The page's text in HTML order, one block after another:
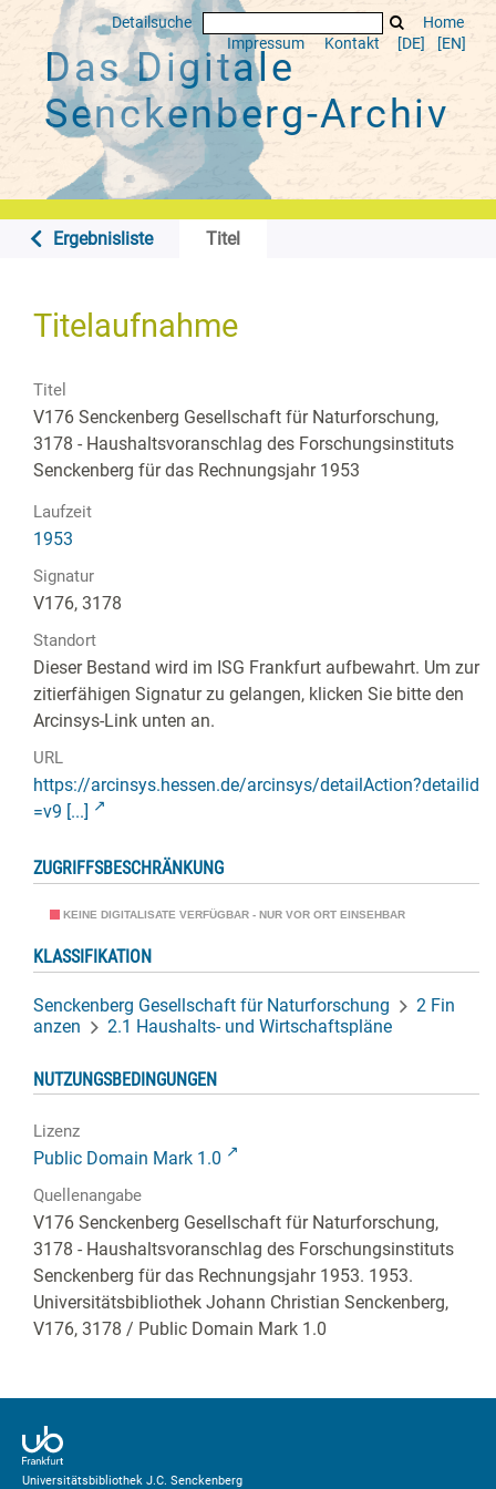
Detailsuche
Home
Impressum
Kontakt [DE] [EN]
Das Digitale
Senckenberg-Archiv
Ergebnisliste Titel
Titelaufnahme
Titel
V176 Senckenberg Gesellschaft für Naturforschung,
3178 - Haushaltsvoranschlag des Forschungsinstituts
Senckenberg für das Rechnungsjahr 1953
Laufzeit
1953
Signatur
V176, 3178
Standort
Dieser Bestand wird im ISG Frankfurt aufbewahrt. Um zur
zitierfähigen Signatur zu gelangen, klicken Sie bitte den
Arcinsys-Link unten an.
URL
https://arcinsys.hessen.de/arcinsys/detailAction?detailid
=v9 [...]
ZUGRIFFSBESCHRÄNKUNG
KEINE DIGITALISATE VERFÜGBAR - NUR VOR ORT EINSEHBAR
KLASSIFIKATION
Senckenberg Gesellschaft für Naturforschung
2 Fin
anzen
2.1 Haushalts- und Wirtschaftspläne
NUTZUNGSBEDINGUNGEN
Lizenz
Public Domain Mark 1.0
Quellenangabe
V176 Senckenberg Gesellschaft für Naturforschung,
3178 - Haushaltsvoranschlag des Forschungsinstituts
Senckenberg für das Rechnungsjahr 1953. 1953.
Universitätsbibliothek Johann Christian Senckenberg,
V176, 3178 / Public Domain Mark 1.0
Universitätsbibliothek J.C. Senckenberg